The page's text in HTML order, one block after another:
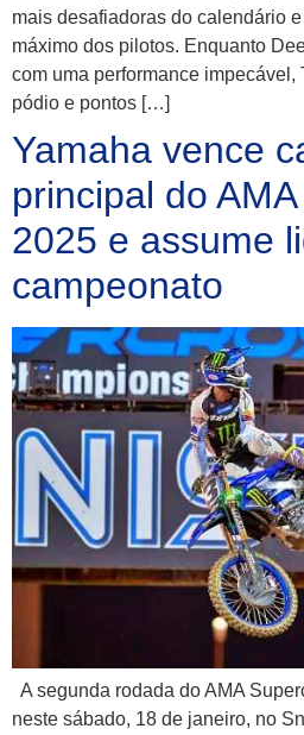
mais desafiadoras do calendário
máximo dos pilotos. Enquanto
com uma performance impecável,
pódio e pontos […]
Yamaha vence
principal do
2025 e assume
campeonato
A segunda rodada do AMA
neste sábado, 18 de janeiro, no